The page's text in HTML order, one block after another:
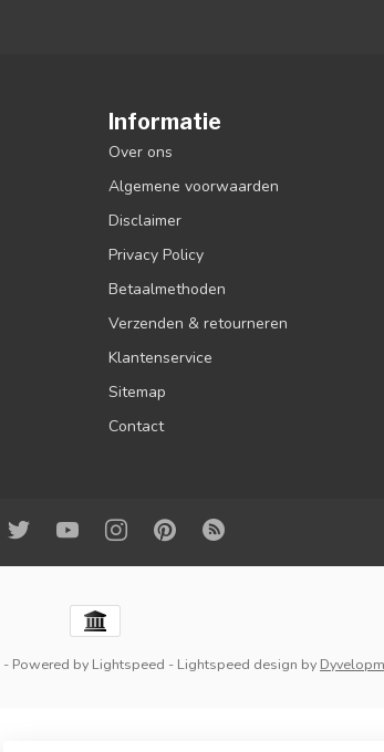
Informatie
Over ons
Algemene voorwaarden
Disclaimer
Privacy Policy
Betaalmethoden
Verzenden & retourneren
Klantenservice
Sitemap
Contact
- Powered by Lightspeed - Lightspeed design by